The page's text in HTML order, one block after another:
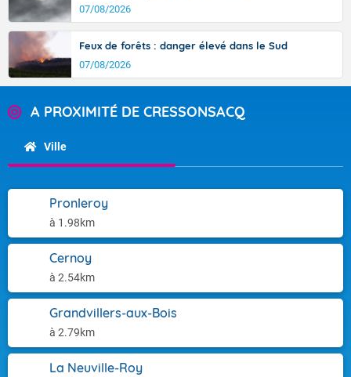
07/08/2026
Feux de forêts : danger élevé dans le Sud
07/08/2026
A PROXIMITÉ DE CRESSONSACQ
Ville
Pronleroy
à 1.98km
Cernoy
à 2.54km
Grandvillers-aux-Bois
à 2.79km
La Neuville-Roy